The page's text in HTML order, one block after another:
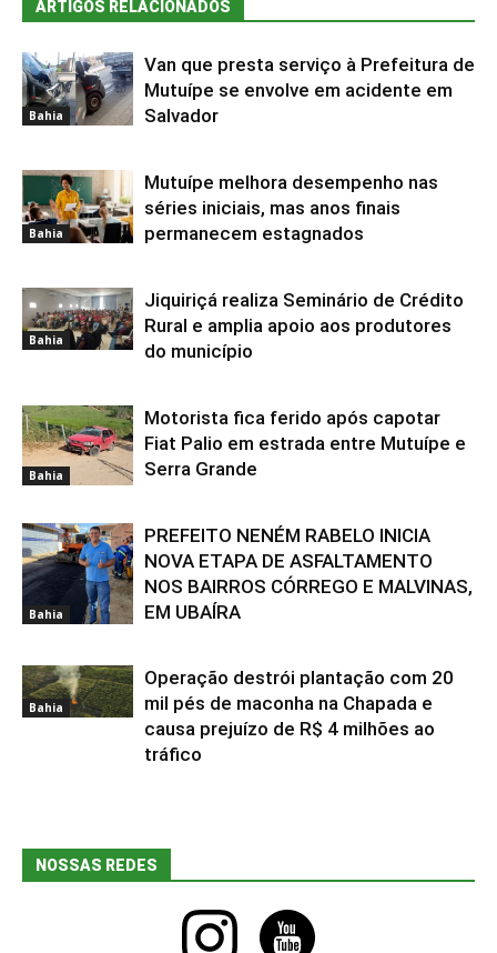
ARTIGOS RELACIONADOS
Bahia
Van que presta serviço à Prefeitura de
Mutuípe se envolve em acidente em
Salvador
Bahia
Mutuípe melhora desempenho nas
séries iniciais, mas anos finais
permanecem estagnados
Bahia
Jiquiriçá realiza Seminário de Crédito
Rural e amplia apoio aos produtores
do município
Bahia
Motorista fica ferido após capotar
Fiat Palio em estrada entre Mutuípe e
Serra Grande
Bahia
PREFEITO NENÉM RABELO INICIA
NOVA ETAPA DE ASFALTAMENTO
NOS BAIRROS CÓRREGO E MALVINAS,
EM UBAÍRA
Bahia
Operação destrói plantação com 20
mil pés de maconha na Chapada e
causa prejuízo de R$ 4 milhões ao
tráfico
NOSSAS REDES
instagram youtube